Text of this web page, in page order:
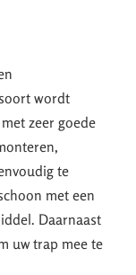
wordt
zeer goede
te
met een
Daarnaast
uw trap mee te